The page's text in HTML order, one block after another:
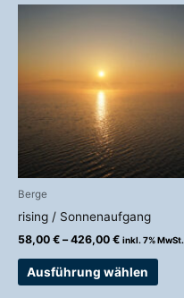
Berge
rising / Sonnenaufgang
58,00 € –426,00 € inkl. 7% MwSt.
Ausführung wählen
auf.